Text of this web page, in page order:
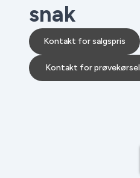
snak
Kontakt for salgspris
Kontakt for prøvekørsel